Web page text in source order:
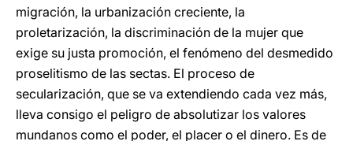
migración, la urbanización creciente, la
proletarización, la discriminación de la mujer que
exige su justa promoción, el fenómeno del desmedido
proselitismo de las sectas. El proceso de
secularización, que se va extendiendo cada vez más,
lleva consigo el peligro de absolutizar los valores
mundanos como el poder, el placer o el dinero. Es de